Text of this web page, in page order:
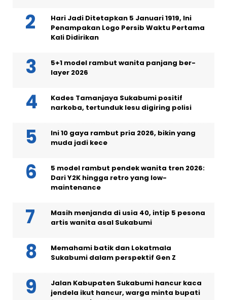
Hari Jadi Ditetapkan 5 Januari 1919, Ini
Penampakan Logo Persib Waktu Pertama
Kali Didirikan
5+1 model rambut wanita panjang ber-
layer 2026
Kades Tamanjaya Sukabumi positif
narkoba, tertunduk lesu digiring polisi
Ini 10 gaya rambut pria 2026, bikin yang
muda jadi kece
5 model rambut pendek wanita tren 2026:
Dari Y2K hingga retro yang low-
maintenance
Masih menjanda di usia 40, intip 5 pesona
artis wanita asal Sukabumi
Memahami batik dan Lokatmala
Sukabumi dalam perspektif Gen Z
Jalan Kabupaten Sukabumi hancur kaca
jendela ikut hancur, warga minta bupati